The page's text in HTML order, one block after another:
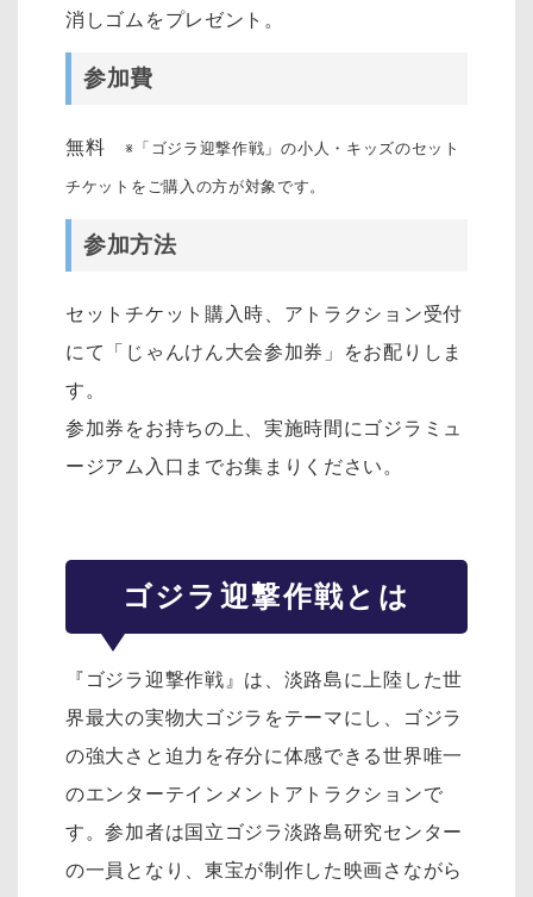
消しゴムをプレゼント。
参加費
無料※「ゴジラ迎撃作戦」の小人・キッズのセット
チケットをご購入の方が対象です。
参加方法
セットチケット購入時、アトラクション受付
にて「じゃんけん大会参加券」をお配りしま
す。
参加券をお持ちの上、実施時間にゴジラミュ
ージアム入口までお集まりください。
ゴジラ迎撃作戦とは
『ゴジラ迎撃作戦』は、淡路島に上陸した世
界最大の実物大ゴジラをテーマにし、ゴジラ
の強大さと迫力を存分に体感できる世界唯一
のエンターテインメントアトラクションで
す。参加者は国立ゴジラ淡路島研究センター
の一員となり、東宝が制作した映画さながら